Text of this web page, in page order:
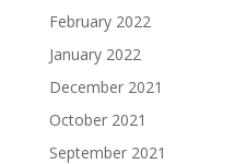
February 2022
January 2022
December 2021
October 2021
September 2021